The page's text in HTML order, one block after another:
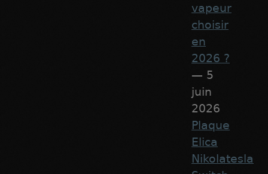
vapeur
choisir
en
2026 ?
— 5
juin
2026
Plaque
Elica
Nikolatesla